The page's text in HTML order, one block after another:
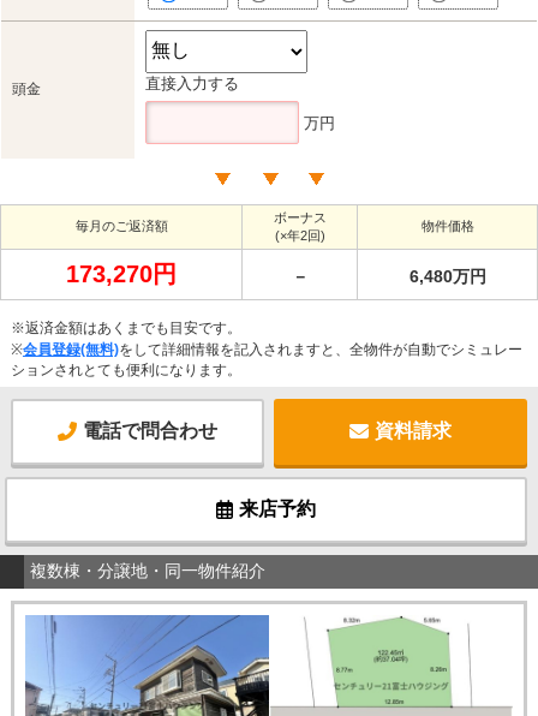
頭金 直接入力する
万円
毎月のご返済額
ボーナス
(×年2回)
物件価格
173,270円 － 6,480万円
※返済金額はあくまでも目安です。
※会員登録(無料)をして詳細情報を記入されますと、全物件が自動でシミュレー
ションされとても便利になります。
電話で問合わせ 資料請求
来店予約
複数棟・分譲地・同一物件紹介